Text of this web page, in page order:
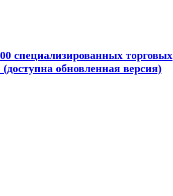
специализированных торговых
обновленная версия)